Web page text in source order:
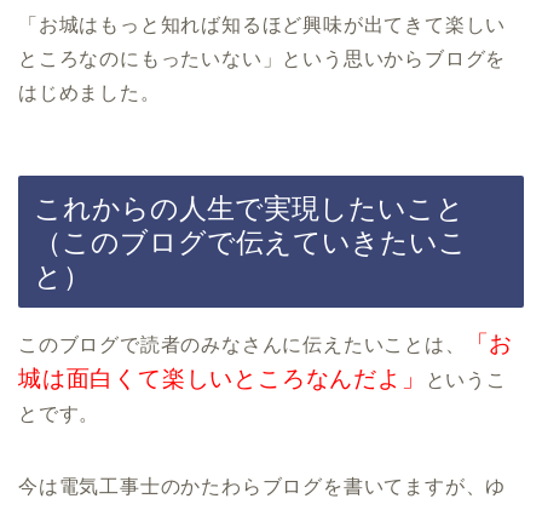
「お城はもっと知れば知るほど興味が出てきて楽しい
ところなのにもったいない」という思いからブログを
はじめました。
これからの人生で実現したいこと
（このブログで伝えていきたいこ
と）
このブログで読者のみなさんに伝えたいことは、
「お
城は面白くて楽しいところなんだよ」
というこ
とです。
今は電気工事士のかたわらブログを書いてますが、ゆ